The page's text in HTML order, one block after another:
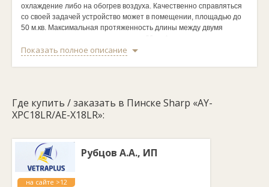
охлаждение либо на обогрев воздуха. Качественно справляться
со своей задачей устройство может в помещении, площадью до
50 м.кв. Максимальная протяженность длины между двумя
воздуха позволяет очищать кислород от пыли, неприятных
Габариты внешнего блока: 850 х710х330мм.
Габариты внутреннего блока:
Показать полное описание
Где купить / заказать в Пинске Sharp «AY-
XPC18LR/AE-X18LR»:
на сайте >12
Рубцов А.А., ИП